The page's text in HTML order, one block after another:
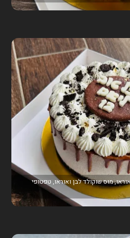
מוס שוקולד לבן ואוראו, טפטופי